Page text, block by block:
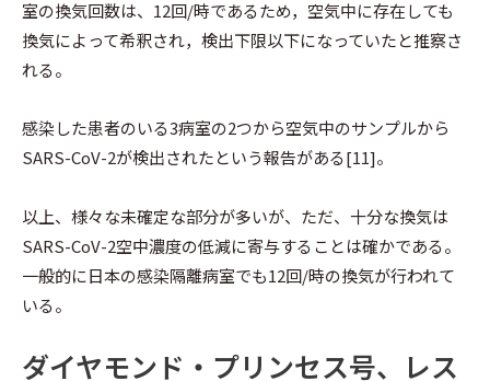
室の換気回数は、12回/時であるため，空気中に存在しても
換気によって希釈され，検出下限以下になっていたと推察さ
れる。
感染した患者のいる3病室の2つから空気中のサンプルから
SARS-CoV-2が検出されたという報告がある[11]。
以上、様々な未確定な部分が多いが、ただ、十分な換気は
SARS-CoV-2空中濃度の低減に寄与することは確かである。
一般的に日本の感染隔離病室でも12回/時の換気が行われて
いる。
ダイヤモンド・プリンセス号、レス